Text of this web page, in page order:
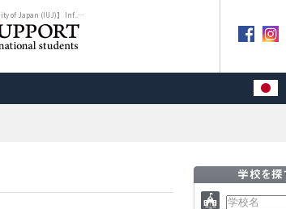
国際大学 国際経営学研究科 【International University of Japan (IUJ)】 Inf... ...